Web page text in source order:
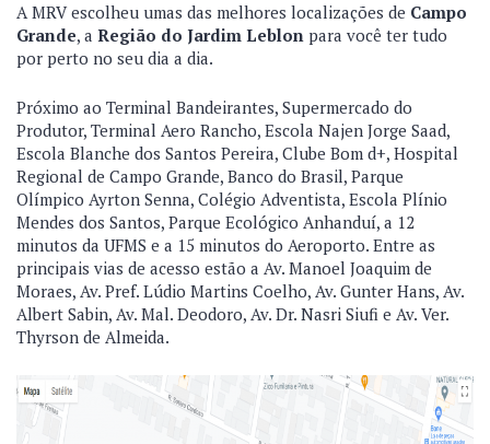
A MRV escolheu umas das melhores localizações de Campo
Grande, a Região do Jardim Leblon para você ter tudo
por perto no seu dia a dia.
Próximo ao Terminal Bandeirantes, Supermercado do
Produtor, Terminal Aero Rancho, Escola Najen Jorge Saad,
Escola Blanche dos Santos Pereira, Clube Bom d+, Hospital
Regional de Campo Grande, Banco do Brasil, Parque
Olímpico Ayrton Senna, Colégio Adventista, Escola Plínio
Mendes dos Santos, Parque Ecológico Anhanduí, a 12
minutos da UFMS e a 15 minutos do Aeroporto. Entre as
principais vias de acesso estão a Av. Manoel Joaquim de
Moraes, Av. Pref. Lúdio Martins Coelho, Av. Gunter Hans, Av.
Albert Sabin, Av. Mal. Deodoro, Av. Dr. Nasri Siufi e Av. Ver.
Thyrson de Almeida.